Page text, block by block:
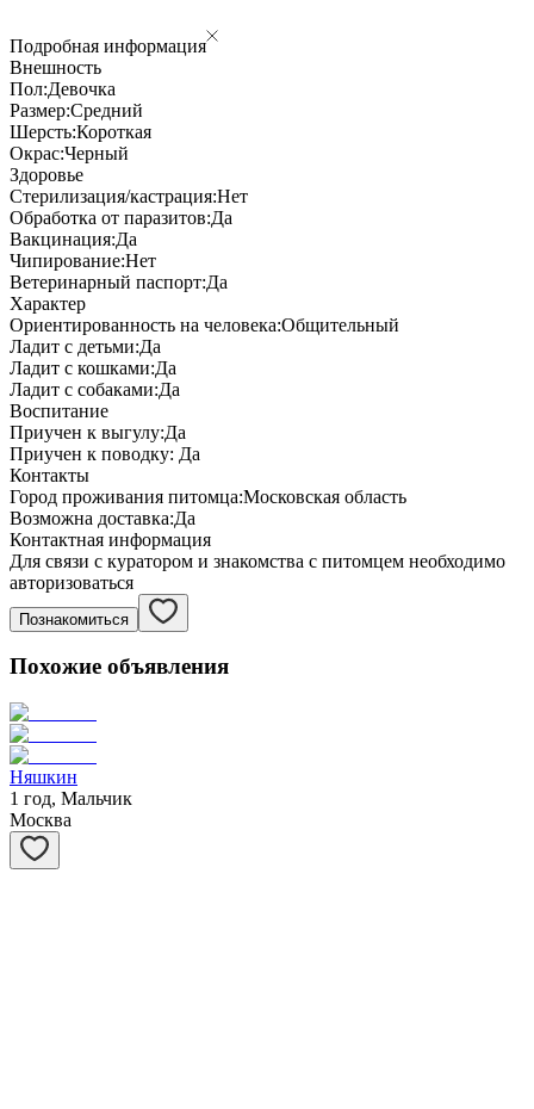
Подробная информация
Внешность
Пол:Девочка
Размер:Средний
Шерсть:Короткая
Окрас:Черный
Здоровье
Стерилизация/кастрация:Нет
Обработка от паразитов:Да
Вакцинация:Да
Чипирование:Нет
Ветеринарный паспорт:Да
Характер
Ориентированность на человека:Общительный
Ладит с детьми:Да
Ладит с кошками:Да
Ладит с собаками:Да
Воспитание
Приучен к выгулу:Да
Приучен к поводку: Да
Контакты
Город проживания питомца:Московская область
Возможна доставка:Да
Контактная информация
Для связи с куратором и знакомства с питомцем необходимо
авторизоваться
Познакомиться
Похожие объявления
Няшкин
1 год, Мальчик
Москва